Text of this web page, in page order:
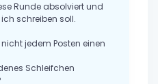
Runde absolviert und
schreiben soll.
jedem Posten einen
Schleifchen